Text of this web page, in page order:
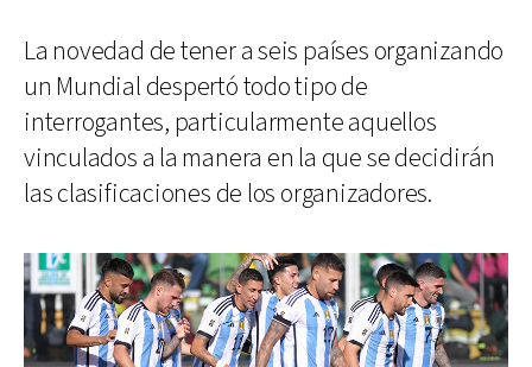
La novedad de tener a seis países organizando
un Mundial despertó todo tipo de
interrogantes, particularmente aquellos
vinculados a la manera en la que se decidirán
las clasificaciones de los organizadores.